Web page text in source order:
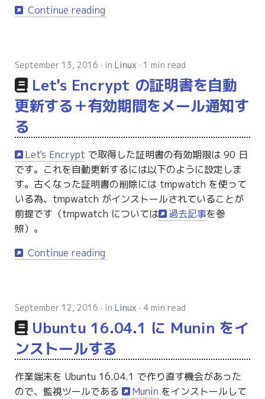
Continue reading
September 13, 2016 in Linux 1 min read
Let's Encrypt の証明書を自動
更新する＋有効期間をメール通知す
る
Let's Encrypt で取得した証明書の有効期限は 90 日
です。これを自動更新するには以下のように設定しま
す。古くなった証明書の削除には tmpwatch を使って
いる為、tmpwatch がインストールされていることが
前提です（tmpwatch については
過去記事を参
照）。
Continue reading
September 12, 2016 in Linux 4 min read
Ubuntu 16.04.1 に Munin をイ
ンストールする
作業端末を Ubuntu 16.04.1 で作り直す機会があった
ので、監視ツールである
Munin をインストールして